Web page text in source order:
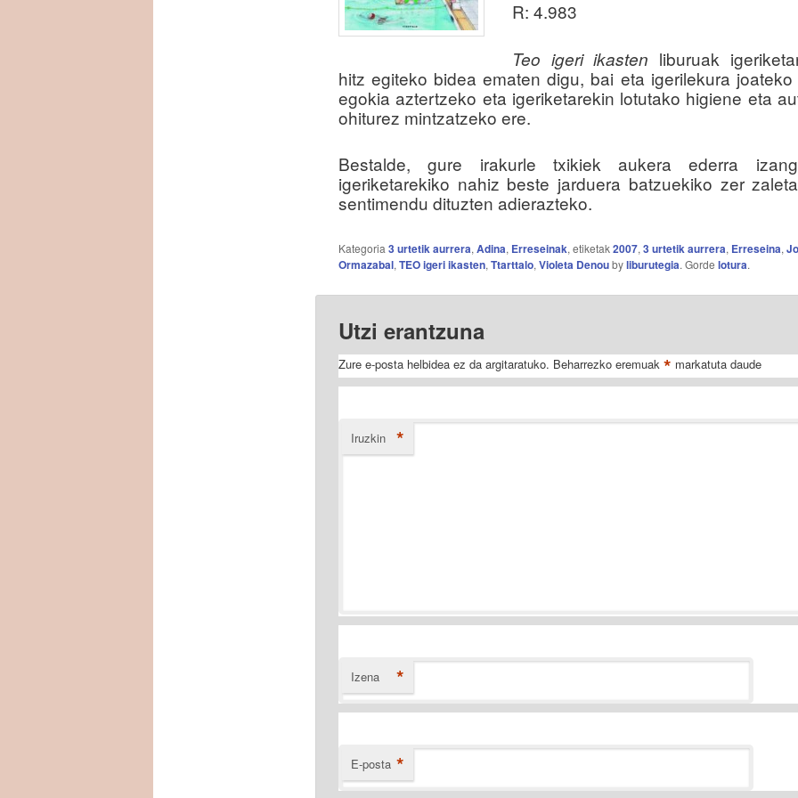
R: 4.983
Teo igeri ikasten liburuak
hitz egiteko bidea ematen digu, bai eta igerilekura
egokia aztertzeko eta igeriketarekin lotutako higiene eta
ohiturez mintzatzeko ere.
Bestalde, gure irakurle txikiek aukera ederra
igeriketarekiko nahiz beste jarduera batzuekiko zer
sentimendu dituzten adierazteko.
Kategoria 3 urtetik aurrera, Adina, Erreseinak, etiketak2007, 3 urtetik aurrera, Erreseina,
Ormazabal, TEO igeri ikasten, Ttarttalo, Violeta Denoubyliburutegia. Gorde lotura.
Utzi erantzuna
Zure e-posta helbidea ez da argitaratuko. Beharrezko eremuak * markatuta daude
Iruzkin *
Izena *
E-posta *